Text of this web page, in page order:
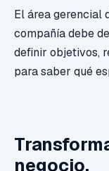
El área gerencial
compañía debe
definir objetivos,
para saber qué
negocio.